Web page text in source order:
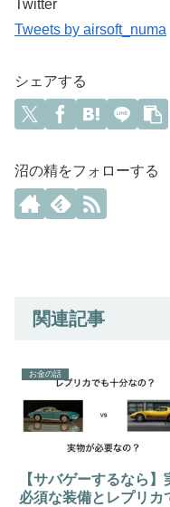
Twitter
Tweets by airsoft_numa
シェアする
沼の精をフォローする
関連記事
お金の話
【サバゲーするなら】
必須な装備とレプリカ